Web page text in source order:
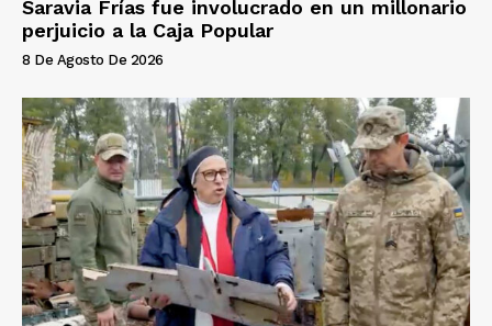
Saravia Frías fue involucrado en un millonario
perjuicio a la Caja Popular
8 De Agosto De 2026